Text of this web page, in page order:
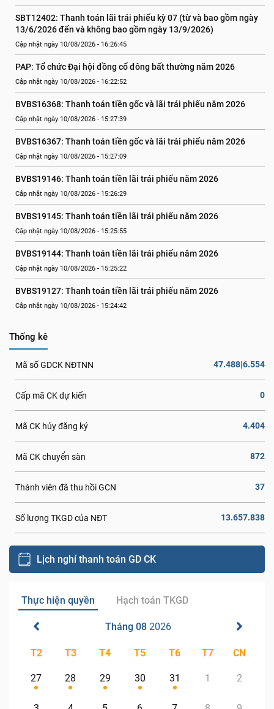
SBT12402: Thanh toán lãi trái phiếu kỳ 07 (từ và bao gồm ngày
13/6/2026 đến và không bao gồm ngày 13/9/2026)
Cập nhật ngày 10/08/2026 - 16:26:45
PAP: Tổ chức Đại hội đồng cổ đông bất thường năm 2026
Cập nhật ngày 10/08/2026 - 16:22:52
BVBS16368: Thanh toán tiền gốc và lãi trái phiếu năm 2026
Cập nhật ngày 10/08/2026 - 15:27:39
BVBS16367: Thanh toán tiền gốc và lãi trái phiếu năm 2026
Cập nhật ngày 10/08/2026 - 15:27:09
BVBS19146: Thanh toán tiền lãi trái phiếu năm 2026
Cập nhật ngày 10/08/2026 - 15:26:29
BVBS19145: Thanh toán tiền lãi trái phiếu năm 2026
Cập nhật ngày 10/08/2026 - 15:25:55
BVBS19144: Thanh toán tiền lãi trái phiếu năm 2026
Cập nhật ngày 10/08/2026 - 15:25:22
BVBS19127: Thanh toán tiền lãi trái phiếu năm 2026
Cập nhật ngày 10/08/2026 - 15:24:42
Thống kê
Mã số GDCK NĐTNN 47.488|6.554
Cấp mã CK dự kiến 0
Mã CK hủy đăng ký 4.404
Mã CK chuyển sàn 872
Thành viên đã thu hồi GCN 37
Số lượng TKGD của NĐT 13.657.838
Lịch nghỉ thanh toán GD CK
Thực hiện quyền Hạch toán TKGD
Tháng 08 2026
T2 T3 T4 T5 T6 T7 CN
27 28 29 30 31 1 2